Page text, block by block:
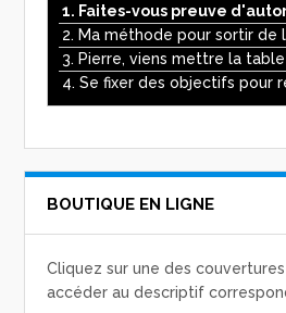
3. Pierre, viens mettre la table
4. Se fixer des objectifs pour
BOUTIQUE EN LIGNE
Cliquez sur une des
accéder au descriptif